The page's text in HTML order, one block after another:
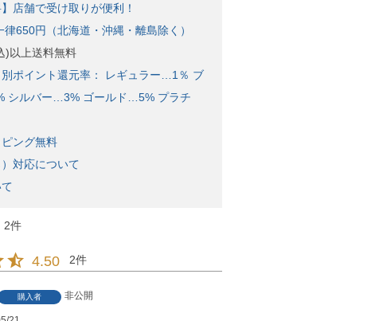
】店舗で受け取りが便利！
律650円（北海道・沖縄・離島除く）
)以上送料無料
ポイント還元率： レギュラー…1％ ブ
シルバー…3% ゴールド…5% プラチ
ング無料
対応について
2件
4.50 2
購入者 非公開